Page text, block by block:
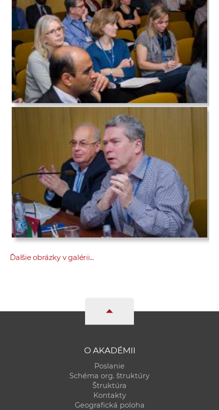
Ďalšie obrázky v galérii...
O AKADÉMII
Poslanie
Schéma org. štruktúry
Štruktúra
Kontakty
Geografická poloha